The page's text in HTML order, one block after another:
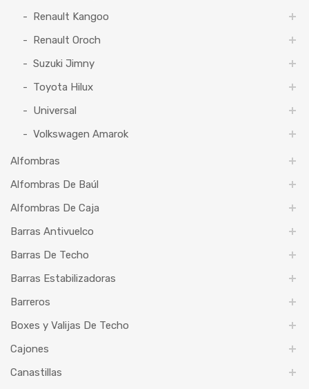
Renault Kangoo
Renault Oroch
Suzuki Jimny
Toyota Hilux
Universal
Volkswagen Amarok
Alfombras
Alfombras De Baúl
Alfombras De Caja
Barras Antivuelco
Barras De Techo
Barras Estabilizadoras
Barreros
Boxes y Valijas De Techo
Cajones
Canastillas